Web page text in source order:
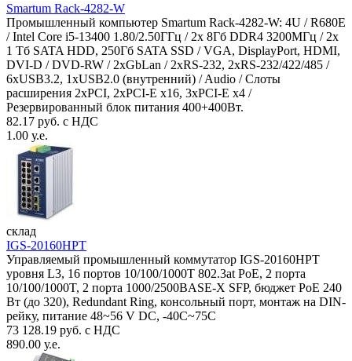
Smartum Rack-4282-W
Промышленный компьютер Smartum Rack-4282-W: 4U / R680E
/ Intel Core i5-13400 1.80/2.50ГГц / 2x 8Гб DDR4 3200МГц / 2x
1 Тб SATA HDD, 250Гб SATA SSD / VGA, DisplayPort, HDMI,
DVI-D / DVD-RW / 2xGbLan / 2xRS-232, 2xRS-232/422/485 /
6xUSB3.2, 1xUSB2.0 (внутренний) / Audio / Слоты
расширения 2xPCI, 2xPCI-E x16, 3xPCI-E x4 /
Резервированный блок питания 400+400Вт.
82.17 руб. с НДС
1.00 у.е.
склад
IGS-20160HPT
Управляемый промышленный коммутатор IGS-20160HPT
уровня L3, 16 портов 10/100/1000T 802.3at PoE, 2 порта
10/100/1000T, 2 порта 1000/2500BASE-X SFP, бюджет PoE 240
Вт (до 320), Redundant Ring, консольный порт, монтаж на DIN-
рейку, питание 48~56 V DC, -40С~75C
73 128.19 руб. с НДС
890.00 у.е.